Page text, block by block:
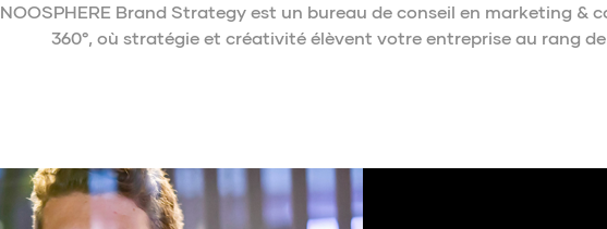
NOOSPHERE Brand Strategy est un bureau de conseil en marketing &
360°, où stratégie et créativité élèvent votre entreprise au rang